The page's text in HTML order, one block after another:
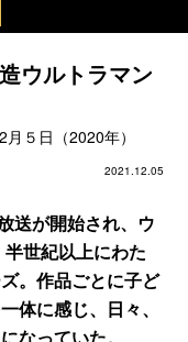
ウルトラマン
５日（2020年）
2021.12.05
送が開始され、ウ
世紀以上にわた
。作品ごとに子ど
体に感じ、日々、